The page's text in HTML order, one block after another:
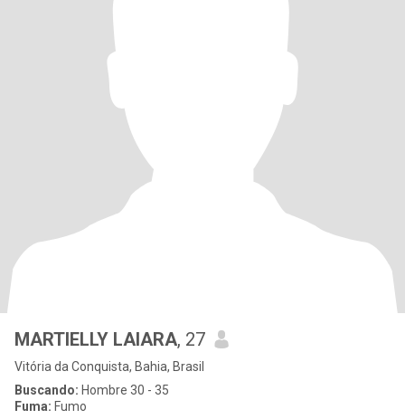
MARTIELLY LAIARA, 27
Vitória da Conquista, Bahia, Brasil
Buscando: Hombre 30 - 35
Fuma: Fumo